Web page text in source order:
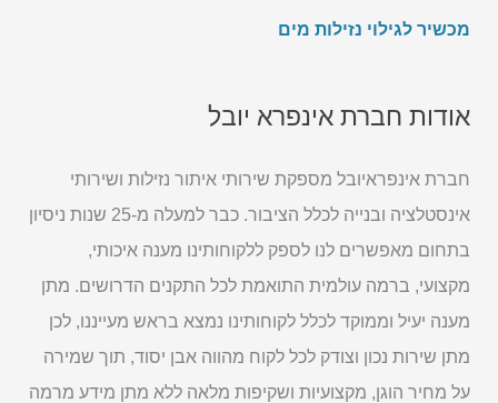
מכשיר לגילוי נזילות מים
אודות חברת אינפרא יובל
חברת אינפראיובל מספקת שירותי איתור נזילות ושירותי
אינסטלציה ובנייה לכלל הציבור. כבר למעלה מ-25 שנות ניסיון
בתחום מאפשרים לנו לספק ללקוחותינו מענה איכותי,
מקצועי, ברמה עולמית התואמת לכל התקנים הדרושים. מתן
מענה יעיל וממוקד לכלל לקוחותינו נמצא בראש מעייננו, לכן
מתן שירות נכון וצודק לכל לקוח מהווה אבן יסוד, תוך שמירה
על מחיר הוגן, מקצועיות ושקיפות מלאה ללא מתן מידע מרמה